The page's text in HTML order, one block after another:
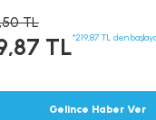
TL
TL*219,87 TL den
Gelince Haber Ver